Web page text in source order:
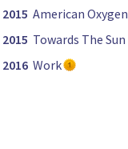
2015 American Oxygen
2015 Towards The Sun
2016 Work